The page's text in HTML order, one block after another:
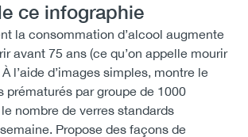
ce infographie
la consommation d’alcool augmente
avant 75 ans (ce qu’on appelle mourir
l’aide d’images simples, montre le
prématurés par groupe de 1000
nombre de verres standards
Propose des façons de